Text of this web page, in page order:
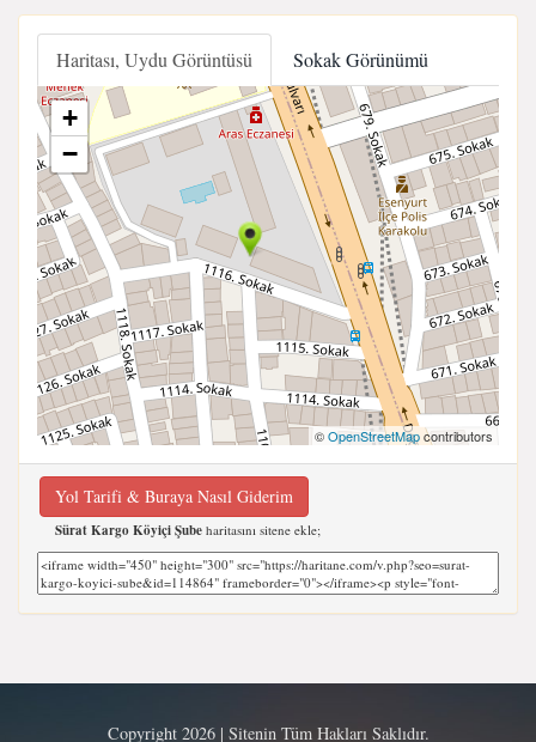
Haritası, Uydu Görüntüsü Sokak Görünümü
+
−
©OpenStreetMapcontributors
Yol Tarifi & Buraya Nasıl Giderim
Sürat Kargo Köyiçi Şube haritasını sitene ekle;
Copyright 2026 | Sitenin Tüm Hakları Saklıdır.